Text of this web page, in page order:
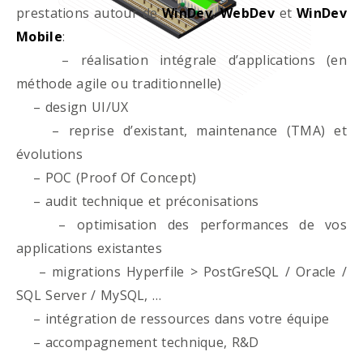
prestations autour deWinDev,WebDevet WinDev
Mobile:
– réalisation intégrale d’applications (en
méthode agile ou traditionnelle)
– design UI/UX
– reprise d’existant, maintenance (TMA) et
évolutions
– POC (Proof Of Concept)
– audit technique et préconisations
– optimisation des performances de vos
applications existantes
– migrations Hyperfile > PostGreSQL / Oracle /
SQL Server / MySQL, …
– intégration de ressources dans votre équipe
– accompagnement technique, R&D